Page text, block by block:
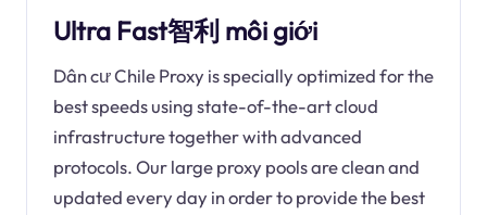
Ultra Fast智利 môi giới
Dân cư Chile Proxy is specially optimized for the
best speeds using state-of-the-art cloud
infrastructure together with advanced
protocols. Our large proxy pools are clean and
updated every day in order to provide the best